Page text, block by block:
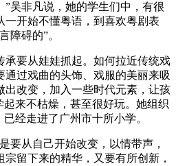
吴非凡说，她的学生们中，有很
一开始不懂粤语，到喜欢粤剧表
障碍的”。
承要从娃娃抓起。如何拉近传统戏
通过戏曲的头饰、戏服的美丽来吸
出改变，加入一些时代元素，让孩
起来不枯燥，甚至很好玩。她组织
经走进了广州市十所小学。
要从自己开始改变，以情带声，
留下来的精华，又要有所创新，